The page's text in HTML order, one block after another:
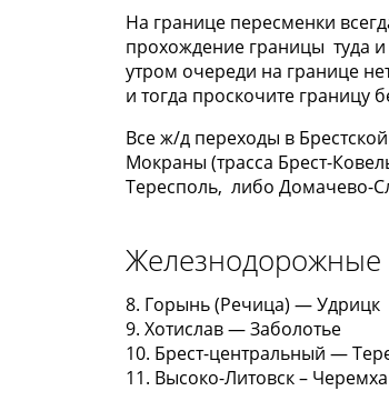
На границе пересменки
прохождение границы туда и
утром очереди на границе
и тогда проскочите границу
Все ж/д переходы в
Мокраны (трасса Брест-
Тересполь, либо Домачево-
Железнодорожные
8. Горынь (Речица) — Удрицк
9. Хотислав — Заболотье
10. Брест-центральный —
11. Высоко-Литовск – Черемха